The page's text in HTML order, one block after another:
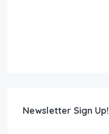
Newsletter Sign Up!